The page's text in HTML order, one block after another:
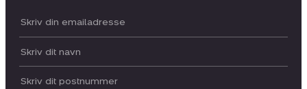
Din email:
Dit navn:
Postnummer